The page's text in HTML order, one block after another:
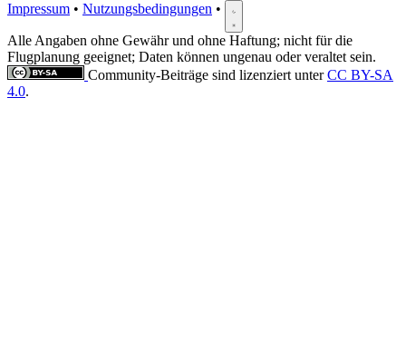
Impressum • Nutzungsbedingungen •
Alle Angaben ohne Gewähr und ohne Haftung; nicht für die
Flugplanung geeignet; Daten können ungenau oder veraltet sein.
Community-Beiträge sind lizenziert unterCC BY-SA
4.0.